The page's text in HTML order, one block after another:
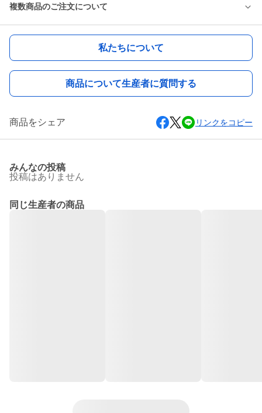
複数商品のご注文について
私たちについて
商品について生産者に質問する
商品をシェア リンクをコピー
みんなの投稿
投稿はありません
同じ生産者の商品